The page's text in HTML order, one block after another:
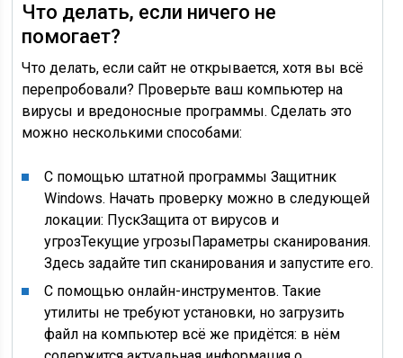
Что делать, если ничего не
помогает?
Что делать, если сайт не открывается, хотя вы всё
перепробовали? Проверьте ваш компьютер на
вирусы и вредоносные программы. Сделать это
можно несколькими способами:
С помощью штатной программы Защитник
Windows. Начать проверку можно в следующей
локации: ПускЗащита от вирусов и
угрозТекущие угрозыПараметры сканирования.
Здесь задайте тип сканирования и запустите его.
С помощью онлайн-инструментов. Такие
утилиты не требуют установки, но загрузить
файл на компьютер всё же придётся: в нём